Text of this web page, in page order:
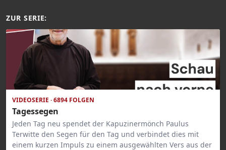
ZUR SERIE:
VIDEOSERIE · 6894 FOLGEN
Tagessegen
Jeden Tag neu spendet der Kapuzinermönch Paulus
Terwitte den Segen für den Tag und verbindet dies mit
einem kurzen Impuls zu einem ausgewählten Vers aus der